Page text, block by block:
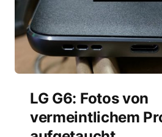
LG G6: Fotos von
vermeintlichem